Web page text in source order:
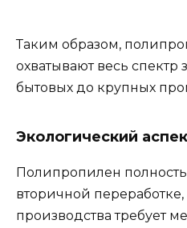
Таким образом,
охватывают весь спектр
бытовых до крупных
Экологический
Полипропилен
вторичной переработке,
производства требует